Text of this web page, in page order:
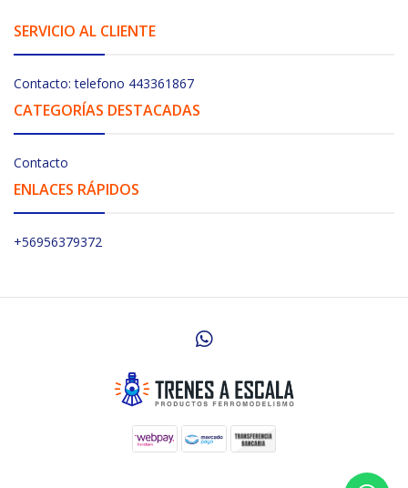
SERVICIO AL CLIENTE
Contacto: telefono 443361867
CATEGORÍAS DESTACADAS
Contacto
ENLACES RÁPIDOS
+56956379372